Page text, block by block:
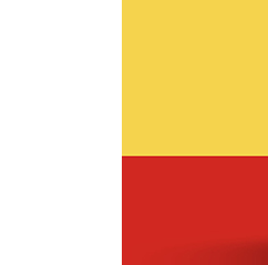
1. 법인으로 변경하
개인사업자 vs 법
성실신고확인제도
법인으로 변경하고
법인전환의 유형과
2. 최후의 절세 꿀
경정청구 : 잘못 냈